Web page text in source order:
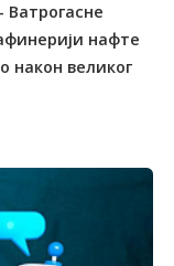
нафте
након великог